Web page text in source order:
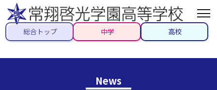
総合トップ 中学 高校
News